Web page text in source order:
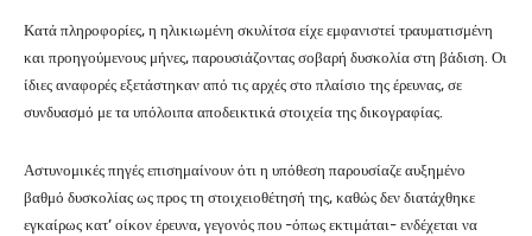
Κατά πληροφορίες, η ηλικιωμένη σκυλίτσα είχε εμφανιστεί τραυματισμένη
και προηγούμενους μήνες, παρουσιάζοντας σοβαρή δυσκολία στη βάδιση. Οι
ίδιες αναφορές εξετάστηκαν από τις αρχές στο πλαίσιο της έρευνας, σε
συνδυασμό με τα υπόλοιπα αποδεικτικά στοιχεία της δικογραφίας.
Αστυνομικές πηγές επισημαίνουν ότι η υπόθεση παρουσίαζε αυξημένο
βαθμό δυσκολίας ως προς τη στοιχειοθέτησή της, καθώς δεν διατάχθηκε
εγκαίρως κατ’ οίκον έρευνα, γεγονός που -όπως εκτιμάται- ενδέχεται να